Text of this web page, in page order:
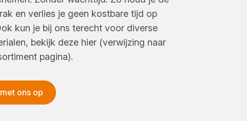
en verlies je geen kostbare tijd op
kun je bij ons terecht voor diverse
bekijk deze hier (verwijzing naar
pagina).
ons op